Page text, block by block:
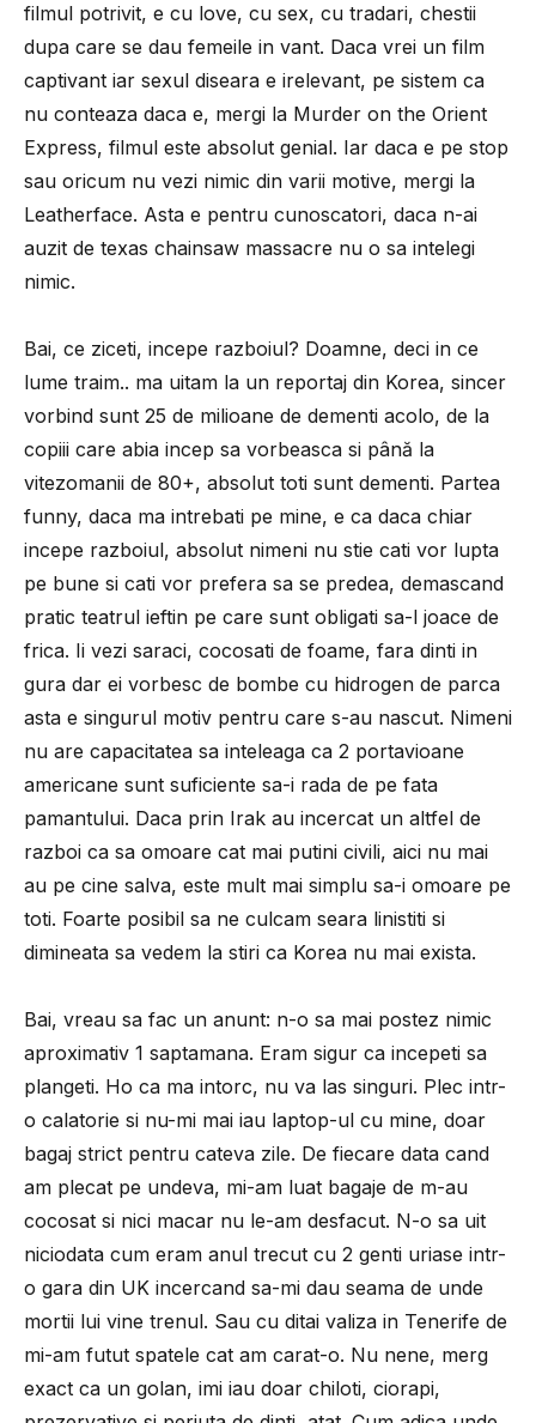
filmul potrivit, e cu love, cu sex, cu tradari, chestii
dupa care se dau femeile in vant. Daca vrei un film
captivant iar sexul diseara e irelevant, pe sistem ca
nu conteaza daca e, mergi la Murder on the Orient
Express, filmul este absolut genial. Iar daca e pe stop
sau oricum nu vezi nimic din varii motive, mergi la
Leatherface. Asta e pentru cunoscatori, daca n-ai
auzit de texas chainsaw massacre nu o sa intelegi
nimic.
Bai, ce ziceti, incepe razboiul? Doamne, deci in ce
lume traim.. ma uitam la un reportaj din Korea, sincer
vorbind sunt 25 de milioane de dementi acolo, de la
copiii care abia incep sa vorbeasca si până la
vitezomanii de 80+, absolut toti sunt dementi. Partea
funny, daca ma intrebati pe mine, e ca daca chiar
incepe razboiul, absolut nimeni nu stie cati vor lupta
pe bune si cati vor prefera sa se predea, demascand
pratic teatrul ieftin pe care sunt obligati sa-l joace de
frica. Ii vezi saraci, cocosati de foame, fara dinti in
gura dar ei vorbesc de bombe cu hidrogen de parca
asta e singurul motiv pentru care s-au nascut. Nimeni
nu are capacitatea sa inteleaga ca 2 portavioane
americane sunt suficiente sa-i rada de pe fata
pamantului. Daca prin Irak au incercat un altfel de
razboi ca sa omoare cat mai putini civili, aici nu mai
au pe cine salva, este mult mai simplu sa-i omoare pe
toti. Foarte posibil sa ne culcam seara linistiti si
dimineata sa vedem la stiri ca Korea nu mai exista.
Bai, vreau sa fac un anunt: n-o sa mai postez nimic
aproximativ 1 saptamana. Eram sigur ca incepeti sa
plangeti. Ho ca ma intorc, nu va las singuri. Plec intr-
o calatorie si nu-mi mai iau laptop-ul cu mine, doar
bagaj strict pentru cateva zile. De fiecare data cand
am plecat pe undeva, mi-am luat bagaje de m-au
cocosat si nici macar nu le-am desfacut. N-o sa uit
niciodata cum eram anul trecut cu 2 genti uriase intr-
o gara din UK incercand sa-mi dau seama de unde
mortii lui vine trenul. Sau cu ditai valiza in Tenerife de
mi-am futut spatele cat am carat-o. Nu nene, merg
exact ca un golan, imi iau doar chiloti, ciorapi,